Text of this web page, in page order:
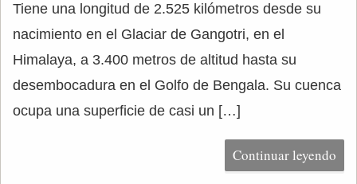
Tiene una longitud de 2.525 kilómetros desde su
nacimiento en el Glaciar de Gangotri, en el
Himalaya, a 3.400 metros de altitud hasta su
desembocadura en el Golfo de Bengala. Su cuenca
ocupa una superficie de casi un […]
Continuar leyendo